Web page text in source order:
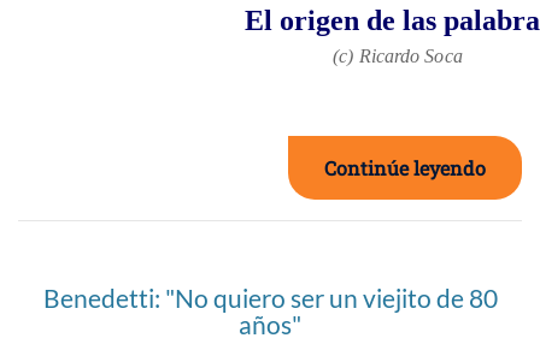
El origen de las
(c) Ricardo Soca
Continúe leyendo
Benedetti: "No quiero ser un viejito de 80
años"